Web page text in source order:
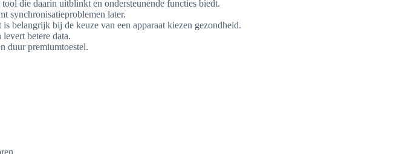
die daarin uitblinkt en ondersteunende functies biedt.
synchronisatieproblemen later.
belangrijk bij de keuze van een apparaat kiezen gezondheid.
betere data.
duur premiumtoestel.